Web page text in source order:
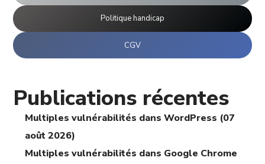
Politique handicap
CGV
Publications récentes
Multiples vulnérabilités dans WordPress (07
août 2026)
Multiples vulnérabilités dans Google Chrome